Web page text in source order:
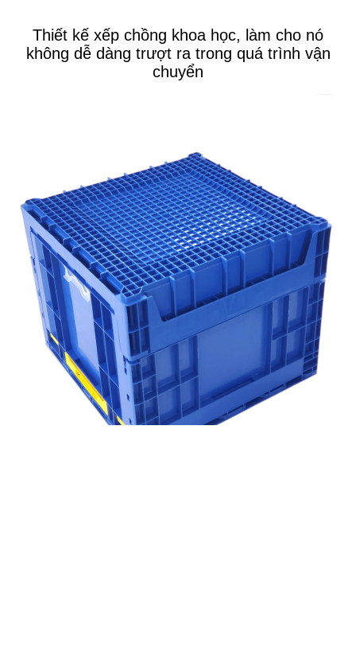
Thiết kế xếp chồng khoa học, làm cho nó
không dễ dàng trượt ra trong quá trình vận
chuyển